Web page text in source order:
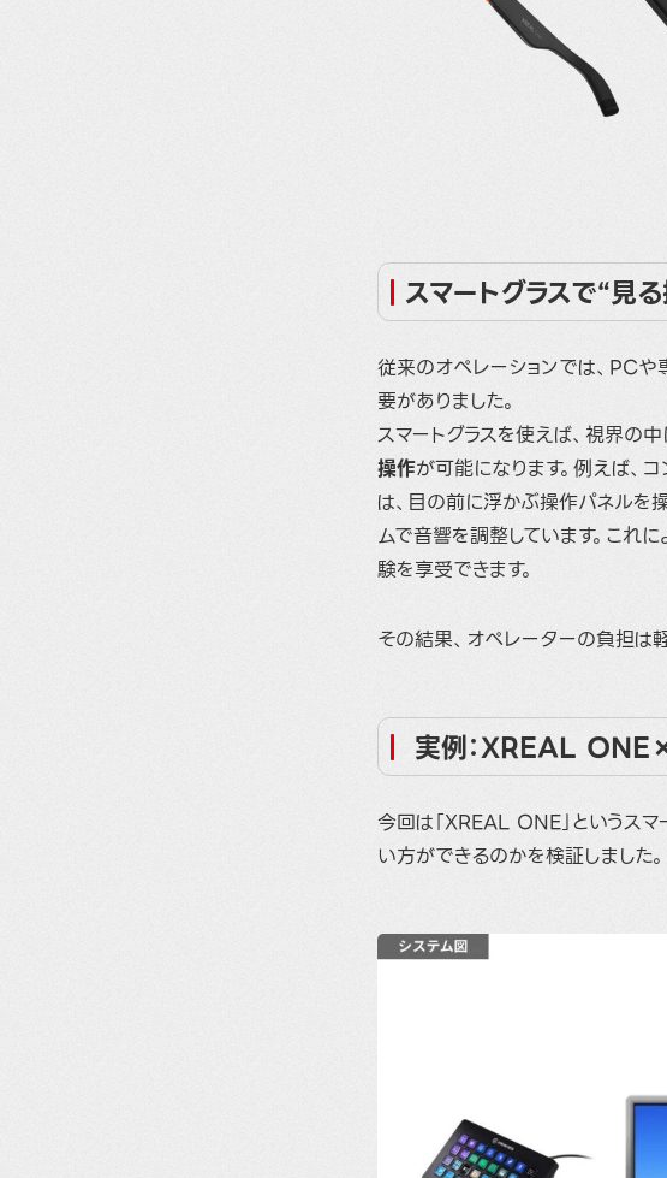
スマートグラスで“見
従来のオペレーションでは、PC
要がありました。
スマートグラスを使えば、視界の
操作が可能になります。例えば、
は、目の前に浮かぶ操作パネルを
ムで音響を調整しています。これ
験を享受できます。
その結果、オペレーターの負担は
実例：XREAL
今回は「XREAL ONE」というス
い方ができるのかを検証しました。